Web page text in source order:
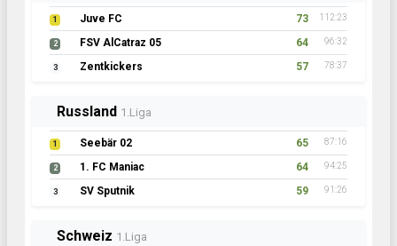
1 Juve FC 73 112:23
2 FSV AlCatraz 05 64 96:32
3 Zentkickers 57 78:37
Russland 1.Liga
1 Seebär 02 65 87:16
2 1. FC Maniac 64 94:25
3 SV Sputnik 59 91:26
Schweiz 1.Liga